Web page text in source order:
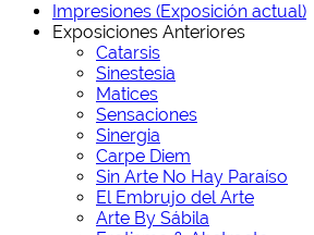
Impresiones (Exposición actual)
Exposiciones Anteriores
Catarsis
Sinestesia
Matices
Sensaciones
Sinergia
Carpe Diem
Sin Arte No Hay Paraíso
El Embrujo del Arte
Arte By Sábila